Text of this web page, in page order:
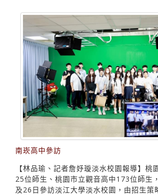
南崁高中參訪
【林品瑜、記者詹妤璇淡水校園報導】桃
25位師生、桃園市立觀音高中173位師生
及26日參訪淡江大學淡水校園，由招生策